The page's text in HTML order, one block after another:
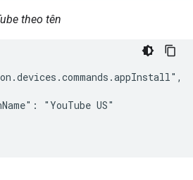
theo tên
"YouTube US"